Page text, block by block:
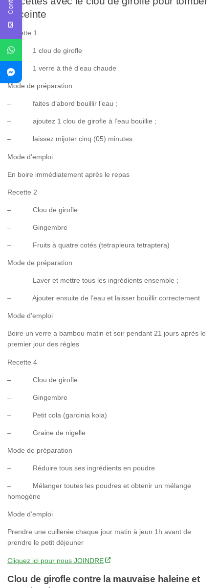
enceinte
Recette 1
– 1 clou de girofle
– 1 verre à thé d’eau chaude
Mode de préparation
– faites d’abord bouillir l’eau ;
– ajoutez 1 clou de girofle à l’eau bouillie ;
– laissez mijoter cinq (05) minutes
Mode d’emploi
En boire immédiatement après le repas
Recette 2
– Clou de girofle
– Gingembre
– Fruits à quatre cotés (tetrapleura tetraptera)
Mode de préparation
– Laver et mettre tous les ingrédients ensemble ;
– Ajouter ensuite de l’eau et laisser bouillir correctement
Mode d’emploi
Boire un verre a bambou matin et soir pendant 21 jours après le
premier jour des règles
Recette 4
– Clou de girofle
– Gingembre
– Petit cola (garcinia kola)
– Graine de nigelle
Mode de préparation
– Réduire tous ses ingrédients en poudre
– Mélanger toutes les poudres et obtenir un mélange
homogène
Mode d’emploi
Prendre une cuillerée chaque jour matin à jeun 1h avant de
prendre le petit déjeuner
Cliquez ici pour nous JOINDRE
Clou de girofle contre la mauvaise haleine et